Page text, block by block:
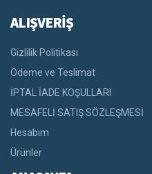
ALIŞVERİŞ
Gizlilik Politikası
Ödeme ve Teslimat
İPTAL İADE KOŞULLARI
MESAFELİ SATIŞ SÖZLEŞMESİ
Hesabım
Ürünler